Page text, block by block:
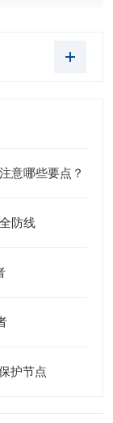
意哪些要点？
防线
护节点